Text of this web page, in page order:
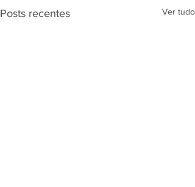
Posts recentes Ver tudo